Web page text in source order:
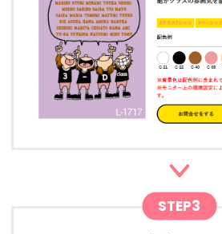
STEP3